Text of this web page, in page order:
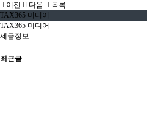
이전 다음
목록
TAX365 미디어
TAX365 미디어
세금정보
최근글